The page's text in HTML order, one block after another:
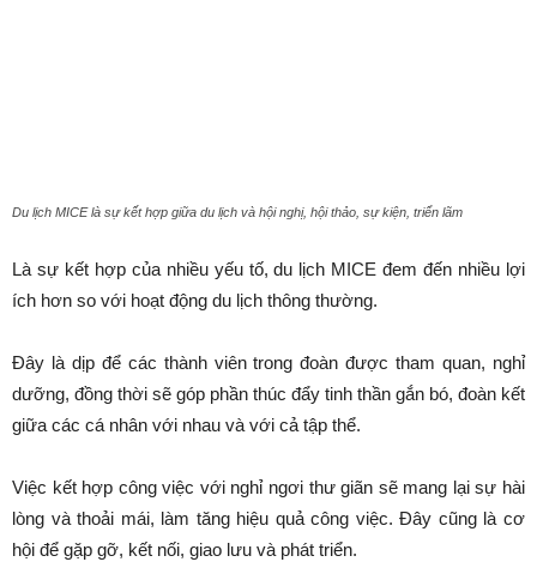
Du lịch MICE là sự kết hợp giữa du lịch và hội nghị, hội thảo, sự kiện, triển lãm
Là sự kết hợp của nhiều yếu tố, du lịch MICE đem đến nhiều lợi
ích hơn so với hoạt động du lịch thông thường.
Đây là dịp để các thành viên trong đoàn được tham quan, nghỉ
dưỡng, đồng thời sẽ góp phần thúc đẩy tinh thần gắn bó, đoàn kết
giữa các cá nhân với nhau và với cả tập thể.
Việc kết hợp công việc với nghỉ ngơi thư giãn sẽ mang lại sự hài
lòng và thoải mái, làm tăng hiệu quả công việc. Đây cũng là cơ
hội để gặp gỡ, kết nối, giao lưu và phát triển.